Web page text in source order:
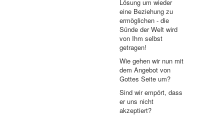
Lösung um wieder
eine Beziehung zu
ermöglichen - die
Sünde der Welt wird
von Ihm selbst
getragen!
Wie gehen wir nun mit
dem Angebot von
Gottes Seite um?
Sind wir empört, dass
er uns nicht
akzeptiert?